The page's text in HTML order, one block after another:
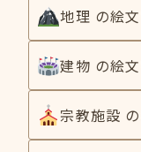
地理 の絵
建物 の絵
宗教施設